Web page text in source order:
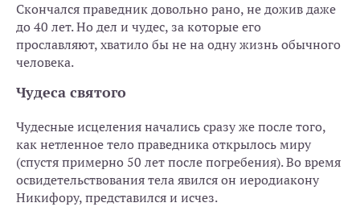
Скончался праведник довольно рано, не дожив даже
до 40 лет. Но дел и чудес, за которые его
прославляют, хватило бы не на одну жизнь обычного
человека.
Чудеса святого
Чудесные исцеления начались сразу же после того,
как нетленное тело праведника открылось миру
(спустя примерно 50 лет после погребения). Во время
освидетельствования тела явился он иеродиакону
Никифору, представился и исчез.